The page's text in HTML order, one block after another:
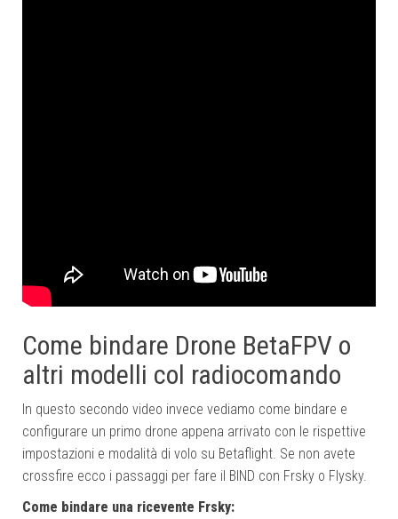
Come bindare Drone BetaFPV o
altri modelli col radiocomando
In questo secondo video invece vediamo come bindare e
configurare un primo drone appena arrivato con le rispettive
impostazioni e modalità di volo su Betaflight. Se non avete
crossfire ecco i passaggi per fare il BIND con Frsky o Flysky.
Come bindare una ricevente Frsky: